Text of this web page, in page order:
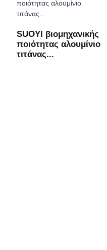
SUOYI βιομηχανικής
ποιότητας αλουμίνιο
τιτάνας...